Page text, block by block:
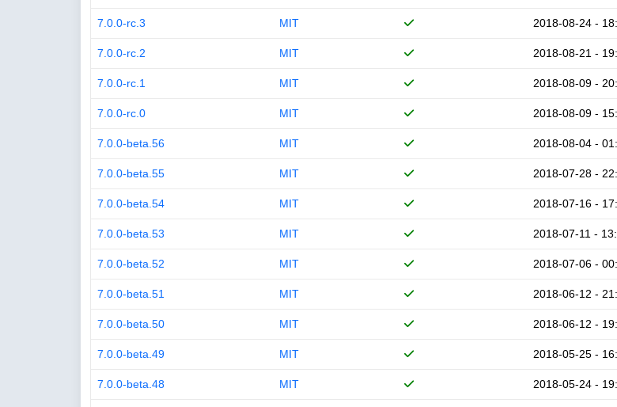
7.0.0-rc.3 MIT 2018-08-24 -
7.0.0-rc.2 MIT 2018-08-21 -
7.0.0-rc.1 MIT 2018-08-09 -
7.0.0-rc.0 MIT 2018-08-09 -
7.0.0-beta.56 MIT 2018-08-04 -
7.0.0-beta.55 MIT 2018-07-28 -
7.0.0-beta.54 MIT 2018-07-16 -
7.0.0-beta.53 MIT 2018-07-11 -
7.0.0-beta.52 MIT 2018-07-06 -
7.0.0-beta.51 MIT 2018-06-12 -
7.0.0-beta.50 MIT 2018-06-12 -
7.0.0-beta.49 MIT 2018-05-25 -
7.0.0-beta.48 MIT 2018-05-24 -